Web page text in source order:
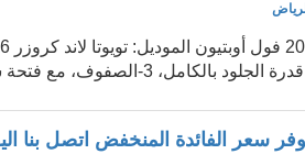
سعر الفائدة المنخفض اتصل بنا